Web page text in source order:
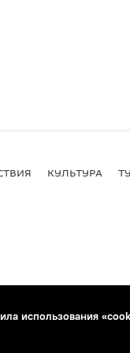
КУЛЬТУРА
использования